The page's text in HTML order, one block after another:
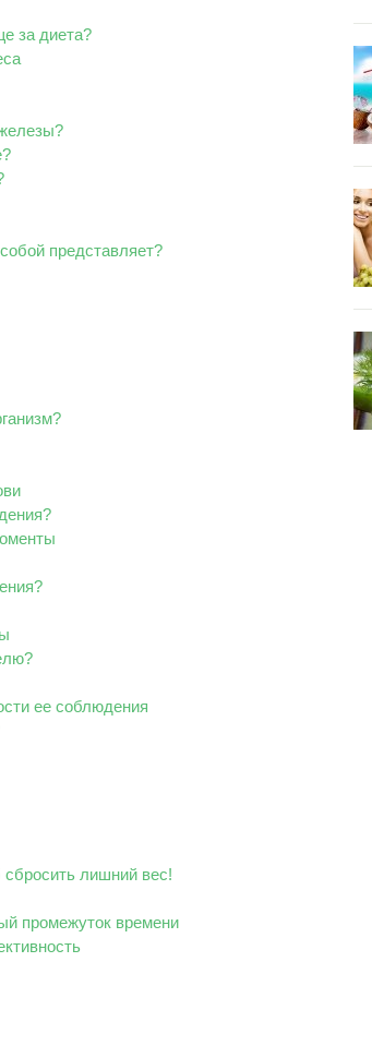
за диета?
представляет?
ее соблюдения
лишний вес!
промежуток времени